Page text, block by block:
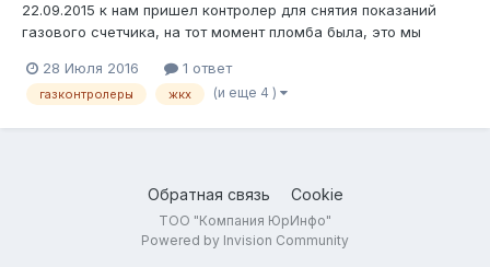
22.09.2015 к нам пришел контролер для снятия показаний
газового счетчика, на тот момент пломба была, это мы
сыном белили дом и в этом им помогали соседи. Контролер
проверив счетчик ушла - замечаний не было. 23 числа,
28 Июля 2016 1 ответ
газконтролеры жкх (и еще 4 )
Обратная связь Cookie
ТОО "Компания ЮрИнфо"
Powered by Invision Community